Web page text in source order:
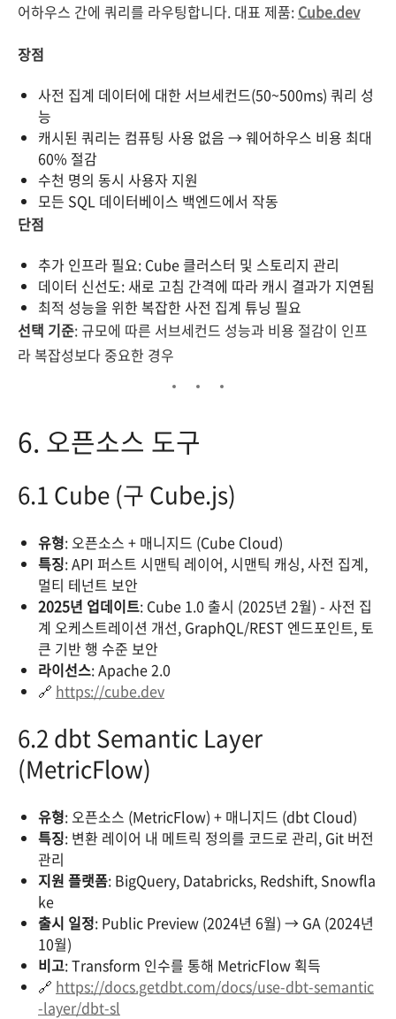
어하우스 간에 쿼리를 라우팅합니다. 대표 제품: Cube.dev
장점
사전 집계 데이터에 대한 서브세컨드(50~500ms) 쿼리 성
능
캐시된 쿼리는 컴퓨팅 사용 없음 → 웨어하우스 비용 최대
60% 절감
수천 명의 동시 사용자 지원
모든 SQL 데이터베이스 백엔드에서 작동
단점
추가 인프라 필요: Cube 클러스터 및 스토리지 관리
데이터 신선도: 새로 고침 간격에 따라 캐시 결과가 지연됨
최적 성능을 위한 복잡한 사전 집계 튜닝 필요
선택 기준: 규모에 따른 서브세컨드 성능과 비용 절감이 인프
라 복잡성보다 중요한 경우
6. 오픈소스 도구
6.1 Cube (구 Cube.js)
유형: 오픈소스 + 매니지드 (Cube Cloud)
특징: API 퍼스트 시맨틱 레이어, 시맨틱 캐싱, 사전 집계,
멀티 테넌트 보안
2025년 업데이트: Cube 1.0 출시 (2025년 2월) - 사전 집
계 오케스트레이션 개선, GraphQL/REST 엔드포인트, 토
큰 기반 행 수준 보안
라이선스: Apache 2.0
🔗 https://cube.dev
6.2 dbt Semantic Layer
(MetricFlow)
유형: 오픈소스 (MetricFlow) + 매니지드 (dbt Cloud)
특징: 변환 레이어 내 메트릭 정의를 코드로 관리, Git 버전
관리
지원 플랫폼: BigQuery, Databricks, Redshift, Snowfla
ke
출시 일정: Public Preview (2024년 6월) → GA (2024년
10월)
비고: Transform 인수를 통해 MetricFlow 획득
🔗 https://docs.getdbt.com/docs/use-dbt-semantic
-layer/dbt-sl